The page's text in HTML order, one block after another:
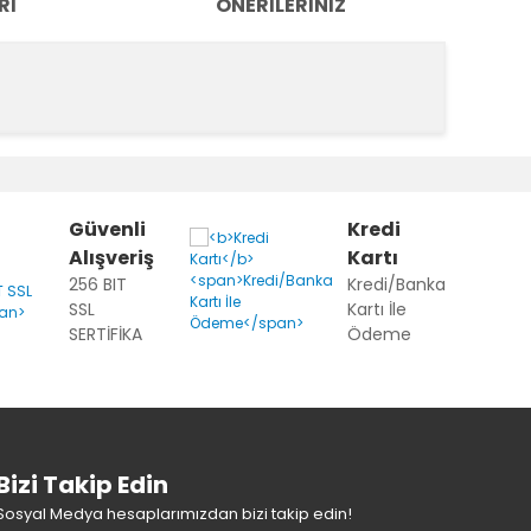
Güvenli
Alışveriş
256 BIT
SSL
SERTİFİKA
Kredi
Kartı
Kredi/Banka
Kartı İle
Ödeme
Takip Edin
Medya hesaplarımızdan bizi takip edin!